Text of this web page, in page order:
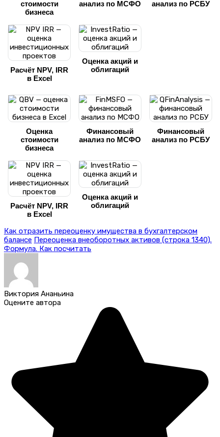
стоимости
бизнеса
анализ по МСФО
анализ по РСБУ
Расчёт NPV, IRR
в Excel
Оценка акций и
облигаций
Оценка
стоимости
бизнеса
Финансовый
анализ по МСФО
Финансовый
анализ по РСБУ
Расчёт NPV, IRR
в Excel
Оценка акций и
облигаций
Как отразить переоценку имущества в бухгалтерском
балансе Переоценка внеоборотных активов (строка 1340).
Формула. Как посчитать
Виктория Ананьина
Оцените автора